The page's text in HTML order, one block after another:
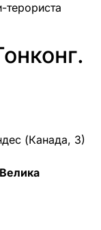
терориста
(Канада, 3)